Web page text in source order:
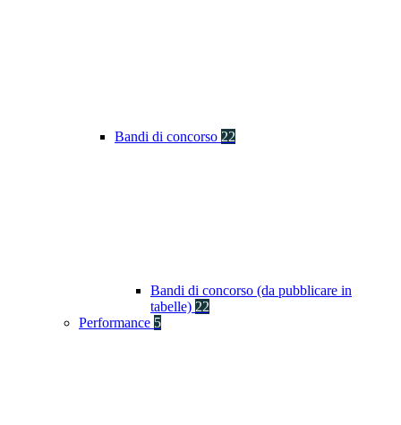
Bandi di concorso 22
Bandi di concorso (da pubblicare in
tabelle) 22
Performance 5